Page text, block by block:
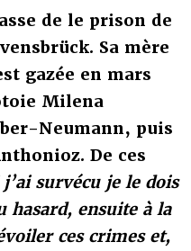
de le prison de
Sa mère
gazée en mars
Milena
Neumann, puis
De ces
j’ai survécu je le dois
hasard, ensuite à la
ces crimes et,